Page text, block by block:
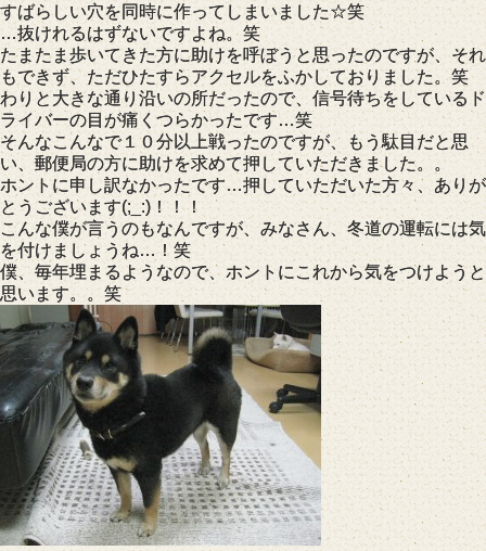
すばらしい穴を同時に作ってしまいました☆笑
…抜けれるはずないですよね。笑
たまたま歩いてきた方に助けを呼ぼうと思ったのですが、それ
もできず、ただひたすらアクセルをふかしておりました。笑
わりと大きな通り沿いの所だったので、信号待ちをしているド
ライバーの目が痛くつらかったです…笑
そんなこんなで１０分以上戦ったのですが、もう駄目だと思
い、郵便局の方に助けを求めて押していただきました。。
ホントに申し訳なかったです…押していただいた方々、ありが
とうございます(;_:)！！！
こんな僕が言うのもなんですが、みなさん、冬道の運転には気
を付けましょうね…！笑
僕、毎年埋まるようなので、ホントにこれから気をつけようと
思います。。笑